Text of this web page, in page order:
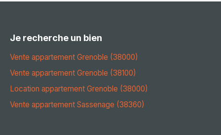
Je recherche un bien
Vente appartement Grenoble (38000)
Vente appartement Grenoble (38100)
Location appartement Grenoble (38000)
Vente appartement Sassenage (38360)